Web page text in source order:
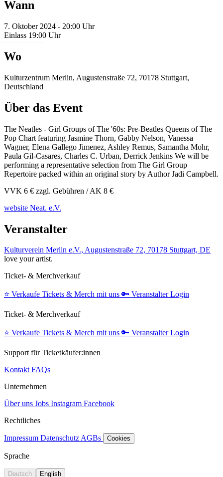
Wann
7. Oktober 2024 - 20:00 Uhr
Einlass 19:00 Uhr
Wo
Kulturzentrum Merlin, Augustenstraße 72, 70178 Stuttgart,
Deutschland
Über das Event
The Neatles - Girl Groups of The '60s: Pre-Beatles Queens of The
Pop Chart featuring Jasmine Thorn, Gabby Nelson, Vanessa
Wagner, Elena Gallego Jimenez, Ashley Remus, Samantha Mohr,
Paula Gil-Casares, Charles C. Urban, Derrick Jenkins We will be
performing a representative selection from The Girl Group
Repertoire packed within an original story by Author Jadi Campbell.
VVK 6 € zzgl. Gebühren / AK 8 €
website Neat. e.V.
Veranstalter
Kulturverein Merlin e.V., Augustenstraße 72, 70178 Stuttgart, DE
love your artist.
Ticket- & Merchverkauf
⭐️ Verkaufe Tickets & Merch mit uns 🔑 Veranstalter Login
Ticket- & Merchverkauf
⭐️ Verkaufe Tickets & Merch mit uns 🔑 Veranstalter Login
Support für Ticketkäufer:innen
KontaktFAQs
Unternehmen
Über uns Jobs Instagram Facebook
Rechtliches
Impressum DatenschutzAGBs Cookies
Sprache
Deutsch English